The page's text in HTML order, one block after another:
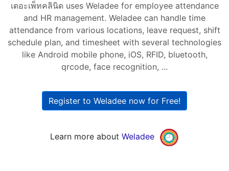
เดอะเพ็ทคลินิด uses Weladee for employee attendance
and HR management. Weladee can handle time
attendance from various locations, leave request, shift
schedule plan, and timesheet with several technologies
like Android mobile phone, iOS, RFID, bluetooth,
qrcode, face recognition, ...
Register to Weladee now for Free!
Learn more about Weladee